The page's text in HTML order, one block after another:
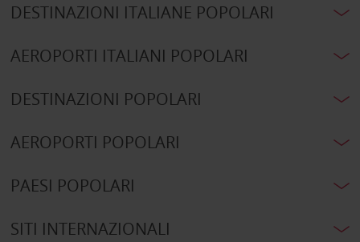
DESTINAZIONI ITALIANE POPOLARI
AEROPORTI ITALIANI POPOLARI
DESTINAZIONI POPOLARI
AEROPORTI POPOLARI
PAESI POPOLARI
SITI INTERNAZIONALI